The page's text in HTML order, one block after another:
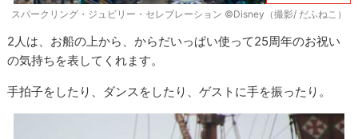
スパークリング・ジュビリー・セレブレーション ©Disney（撮影/ だふねこ）
2人は、お船の上から、からだいっぱい使って25周年のお祝い
の気持ちを表してくれます。
手拍子をしたり、ダンスをしたり、ゲストに手を振ったり。